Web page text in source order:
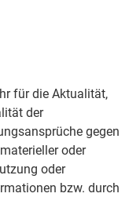
für die Aktualität,
der
gegen
oder
oder
bzw. durch